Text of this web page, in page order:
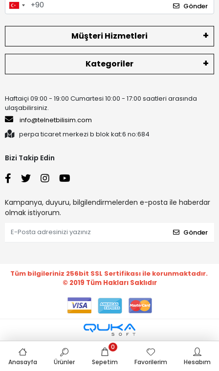
Gönder
Müşteri Hizmetleri
Kategoriler
Haftaiçi 09:00 - 19:00 Cumartesi 10:00 - 17:00 saatleri arasında
ulaşabilirsiniz.
info@telnetbilisim.com
perpa ticaret merkezi b blok kat:6 no:684
Bizi Takip Edin
Kampanya, duyuru, bilgilendirmelerden e-posta ile haberdar
olmak istiyorum.
Gönder
Tüm bilgileriniz 256bit SSL Sertifikası ile korunmaktadır.
© 2019 Tüm Hakları Saklıdır
Anasayfa Ürünler Sepetim
0
Favorilerim
Hesabım